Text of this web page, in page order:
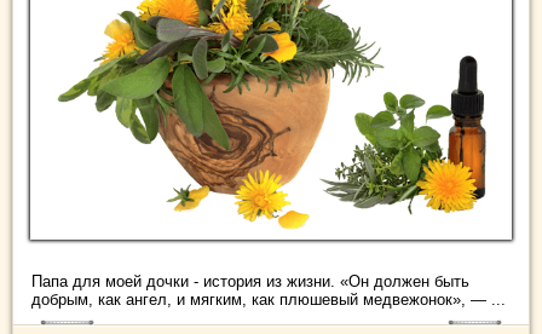
Папа для моей дочки - история из жизни. «Он должен быть
добрым, как ангел, и мягким, как плюшевый медвежонок», — ...